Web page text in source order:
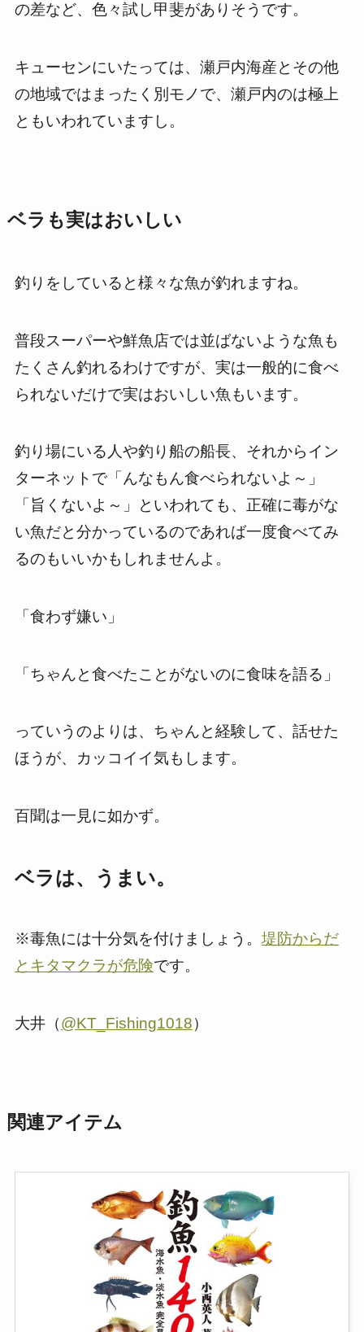
の差など、色々試し甲斐がありそうです。
キューセンにいたっては、瀬戸内海産とその他
の地域ではまったく別モノで、瀬戸内のは極上
ともいわれていますし。
ベラも実はおいしい
釣りをしていると様々な魚が釣れますね。
普段スーパーや鮮魚店では並ばないような魚も
たくさん釣れるわけですが、実は一般的に食べ
られないだけで実はおいしい魚もいます。
釣り場にいる人や釣り船の船長、それからイン
ターネットで「んなもん食べられないよ～」
「旨くないよ～」といわれても、正確に毒がな
い魚だと分かっているのであれば一度食べてみ
るのもいいかもしれませんよ。
「食わず嫌い」
「ちゃんと食べたことがないのに食味を語る」
っていうのよりは、ちゃんと経験して、話せた
ほうが、カッコイイ気もします。
百聞は一見に如かず。
ベラは、うまい。
※毒魚には十分気を付けましょう。 堤防からだ
とキタマクラが危険です。
大井（@KT_Fishing1018）
関連アイテム